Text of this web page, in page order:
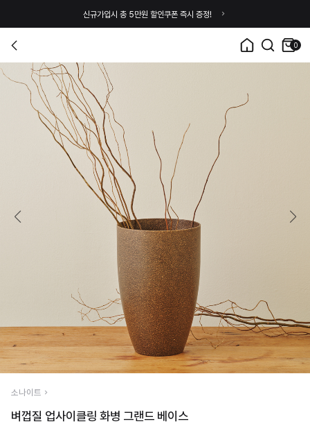
신규가입시 총 5만원 할인쿠폰 즉시 증정!
0
소나이트
벼껍질 업사이클링 화병 그랜드 베이스